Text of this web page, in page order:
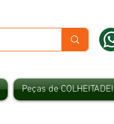
Peças de